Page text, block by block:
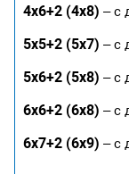
4х6+2 (4х8) – с
5х5+2 (5х7) – с
5х6+2 (5х8) – с
6х6+2 (6х8) – с
6х7+2 (6х9) – с